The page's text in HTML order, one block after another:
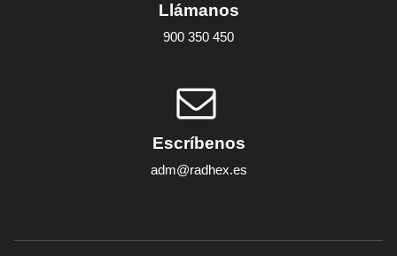
Llámanos
900 350 450
Escríbenos
adm@radhex.es